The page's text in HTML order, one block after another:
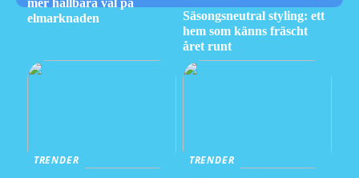
mer hållbara val på
elmarknaden
Säsongsneutral styling: ett
hem som känns fräscht
året runt
TRENDER
TRENDER